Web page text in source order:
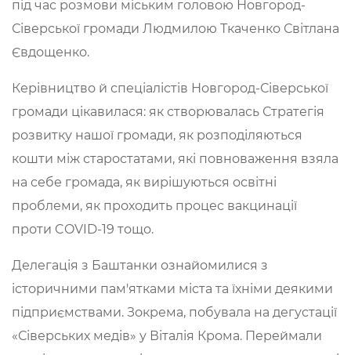
під час розмови міським головою Новгород-
Сіверської громади Людмилою Ткаченко Світлана
Євдощенко.
Керівництво й спеціалістів Новгород-Сіверської
громади цікавилася: як створювалась Стратегія
розвитку нашої громади, як розподіляються
кошти між старостатами, які повноваження взяла
на себе громада, як вирішуються освітні
проблеми, як проходить процес вакцинації
проти COVID-19 тощо.
Делегація з Баштанки ознайомилися з
історичними пам'ятками міста та їхніми деякими
підприємствами. Зокрема, побувала на дегустації
«Сіверських медів» у Віталія Крома. Переймали